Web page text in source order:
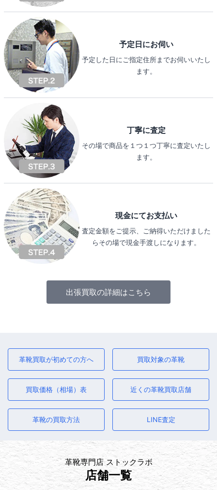
予定日にお伺い
予定した日にご指定住所までお伺いいたし
ます。
丁寧に査定
その場で商品を１つ１つ丁寧に査定いたし
ます。
現金にてお支払い
査定金額をご提示、ご納得いただけました
らその場で現金手渡しになります。
出張買取の詳細はこちら
革靴買取が初めての方へ 買取対象の革靴
買取価格（相場）表 近くの革靴買取店舗
革靴の買取方法 LINE査定
革靴専門店 ストックラボ
店舗一覧